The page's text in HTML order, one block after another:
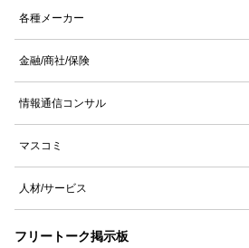
各種メーカー
金融/商社/保険
情報通信コンサル
マスコミ
人材/サービス
フリートーク掲示板